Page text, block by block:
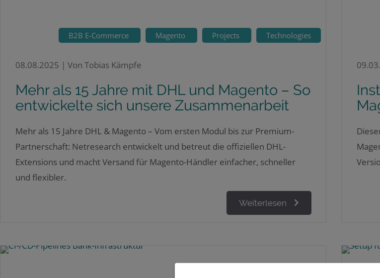
B2B E-Commerce Magento Projects Technologies
08.08.2025 | Von Tobias Kämpfe
Mehr als 15 Jahre mit DHL und Magento – So
entwickelte sich unsere Zusammenarbeit
Mehr als 15 Jahre DHL & Magento – Vom ersten Modul bis zur Premium-
Partnerschaft: Netresearch entwickelt und betreut die offiziellen DHL-
Extensions und macht Versand für Magento-Händler einfacher, schneller
und flexibler.
Weiterlesen